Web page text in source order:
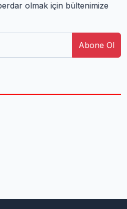
olmak için bültenimize
Abone Ol